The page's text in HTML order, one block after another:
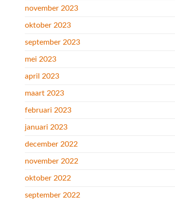
november 2023
oktober 2023
september 2023
mei 2023
april 2023
maart 2023
februari 2023
januari 2023
december 2022
november 2022
oktober 2022
september 2022